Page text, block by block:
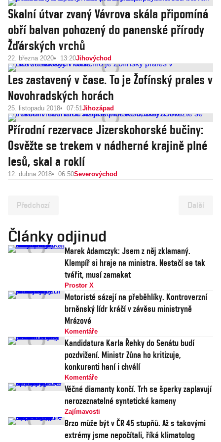
Skalní útvar zvaný Vávrova skála připomíná
obří balvan pohozený do panenské přírody
Žďárských vrchů
22. března 2020 13:20Jihovýchod
Les zastavený v čase. To je Žofínský prales v
Novohradských horách
25. listopadu 2018 07:51Jihozápad
Přírodní rezervace Jizerskohorské bučiny:
Osvěžte se trekem v nádherné krajině plné
lesů, skal a roklí
12. dubna 2018 06:50Severovýchod
Předchozí Další
Články odjinud
Marek Adamczyk: Jsem z něj zklamaný.
Klempíř si hraje na ministra. Nestačí se tak
tvářit, musí zamakat
Prostor X
Motoristé sázejí na přeběhlíky. Kontroverzní
brněnský lídr kráčí v závěsu ministryně
Mrázové
Komentáře
Kandidatura Karla Řehky do Senátu budí
pozdvižení. Ministr Zůna ho kritizuje,
konkurenti haní i chválí
Komentáře
Věčné diamanty končí. Trh se šperky zaplavují
nerozeznatelné syntetické kameny
Zajímavosti
Brzo může být v ČR 45 stupňů. Až s takovými
extrémy jsme nepočítali, říká klimatolog